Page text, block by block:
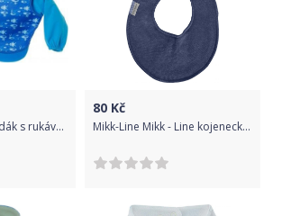
Neoprenový bryndák s rukávky Bibetta Modré Rybky 2019
80 Kč
Mikk-Line Mikk - Line kojenecký bryndák 9941A Marine